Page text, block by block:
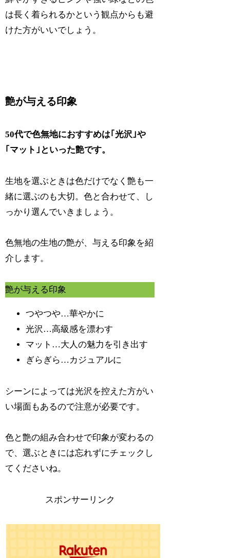
は長く着られるかという観点からも避
けた方がいいでしょう。
艶が与える印象
50代で色無地におすすめは｢光沢｣や
｢マット｣といった艶です。
生地を選ぶときは色だけでなく艶も一
緒に選ぶのも大切。色と合わせて、し
っかり選んでいきましょう。
色無地の生地の艶が、与える印象を紹
介します。
艶が与える印象
つやつや…華やかに
光沢…高級感を漂わす
マット…大人の魅力を引き出す
ぎらぎら…カジュアルに
シーンによっては光沢を控えた方がい
い場面もあるので注意が必要です。
色と艶の組み合わせで印象が変わるの
で、選ぶときには忘れずにチェックし
てくださいね。
スポンサーリンク